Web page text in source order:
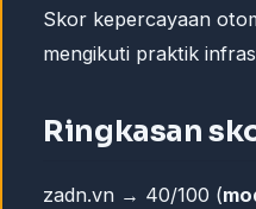
Skor kepercayaan
mengikuti praktik
Ringkasan
zadn.vn → 40/100 (